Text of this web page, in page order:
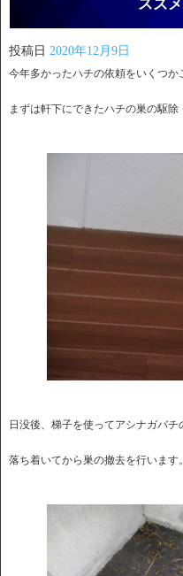
スズ
投稿日 2020年12月9日
今年多かったハチの依頼をいくつか
まずは軒下にできたハチの巣の駆除
日没後、梯子を使ってアシナガバチ
落ち着いてから巣の撤去を行います。